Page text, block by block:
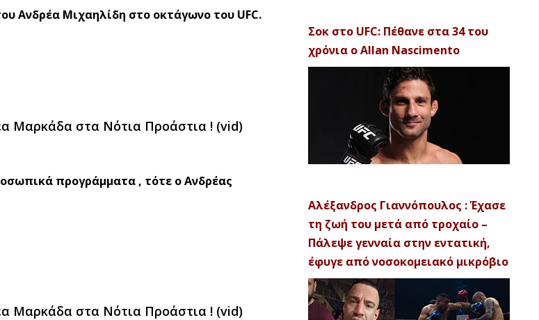
Ανδρέα Μιχαηλίδη στο οκτάγωνο του UFC.
Μαρκάδα στα Νότια Προάστια ! (vid)
προγράμματα , τότε ο Ανδρέας
Μαρκάδα στα Νότια Προάστια ! (vid)
Σοκ στο UFC: Πέθανε στα 34 του
χρόνια ο Allan Nascimento
Αλέξανδρος Γιαννόπουλος : Έχασε
τη ζωή του μετά από τροχαίο –
Πάλεψε γενναία στην εντατική,
έφυγε από νοσοκομειακό μικρόβιο